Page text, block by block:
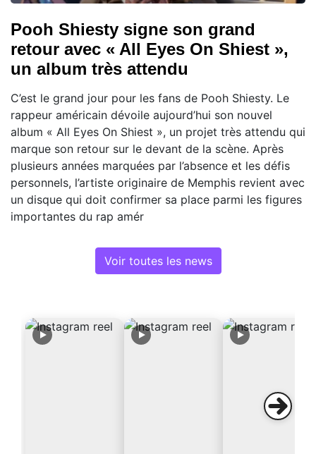
Pooh Shiesty signe son grand
retour avec « All Eyes On Shiest »,
un album très attendu
C’est le grand jour pour les fans de Pooh Shiesty. Le
rappeur américain dévoile aujourd’hui son nouvel
album « All Eyes On Shiest », un projet très attendu qui
marque son retour sur le devant de la scène. Après
plusieurs années marquées par l’absence et les défis
personnels, l’artiste originaire de Memphis revient avec
un disque qui doit confirmer sa place parmi les figures
importantes du rap amér
Voir toutes les news